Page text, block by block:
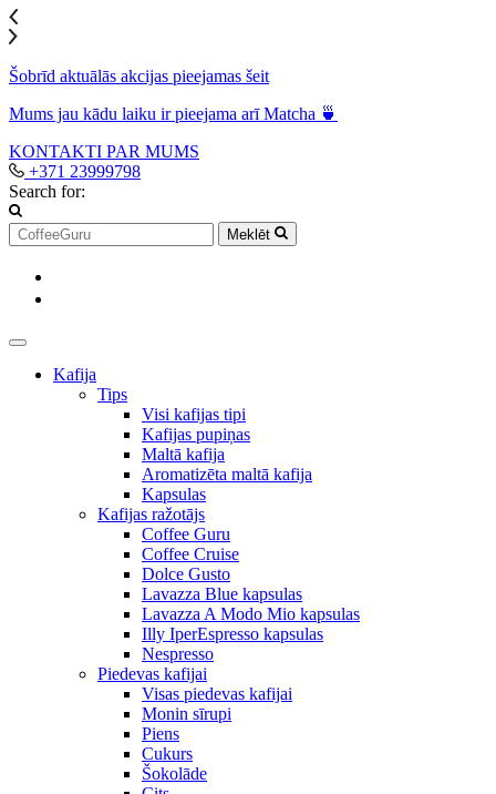
Šobrīd aktuālās akcijas pieejamas šeit
Mums jau kādu laiku ir pieejama arī Matcha 🍵
KONTAKTI PAR MUMS
+371 23999798
Search for:
Meklēt
Kafija
Tips
Visi kafijas tipi
Kafijas pupiņas
Maltā kafija
Aromatizēta maltā kafija
Kapsulas
Kafijas ražotājs
Coffee Guru
Coffee Cruise
Dolce Gusto
Lavazza Blue kapsulas
Lavazza A Modo Mio kapsulas
Illy IperEspresso kapsulas
Nespresso
Piedevas kafijai
Visas piedevas kafijai
Monin sīrupi
Piens
Cukurs
Šokolāde